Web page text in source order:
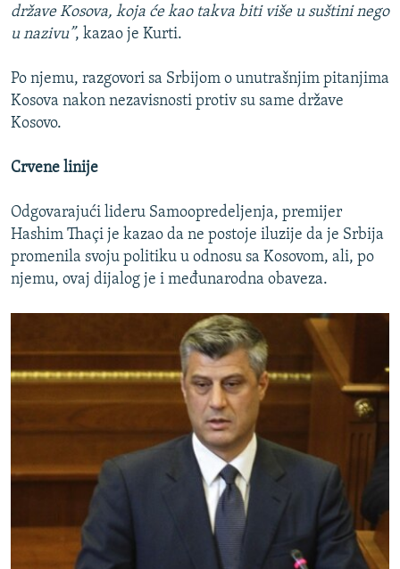
države Kosova, koja će kao takva biti više u suštini nego
u nazivu”, kazao je Kurti.
Po njemu, razgovori sa Srbijom o unutrašnjim pitanjima
Kosova nakon nezavisnosti protiv su same države
Kosovo.
Crvene linije
Odgovarajući lideru Samoopredeljenja, premijer
Hashim Thaçi je kazao da ne postoje iluzije da je Srbija
promenila svoju politiku u odnosu sa Kosovom, ali, po
njemu, ovaj dijalog je i međunarodna obaveza.